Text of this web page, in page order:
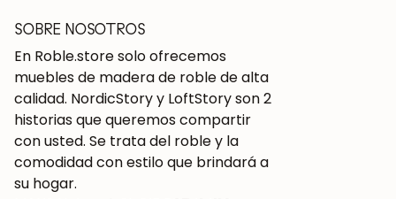
SOBRE NOSOTROS
En Roble.store solo ofrecemos
muebles de madera de roble de alta
calidad. NordicStory y LoftStory son 2
historias que queremos compartir
con usted. Se trata del roble y la
comodidad con estilo que brindará a
su hogar.